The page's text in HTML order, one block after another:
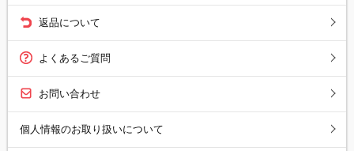
返品について
よくあるご質問
お問い合わせ
個人情報のお取り扱いについて